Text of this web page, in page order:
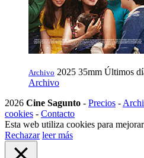
Archivo 2025 35mm Últimos
Archivo
2026 Cine Sagunto - Precios -
cookies - Contacto
Esta web utiliza cookies para
Rechazar leer más